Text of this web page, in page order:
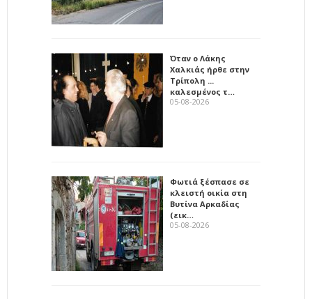
Όταν ο Λάκης
Χαλκιάς ήρθε στην
Τρίπολη ...
καλεσμένος τ…
05-08-2026
Φωτιά ξέσπασε σε
κλειστή οικία στη
Βυτίνα Αρκαδίας
(εικ…
05-08-2026